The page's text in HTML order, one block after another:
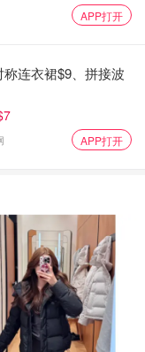
APP打开
连衣裙$9、拼接波
APP打开